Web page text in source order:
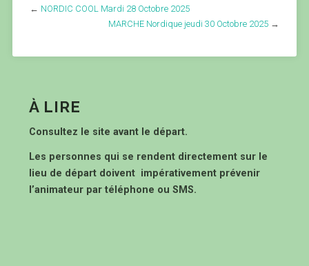
← NORDIC COOL Mardi 28 Octobre 2025
MARCHE Nordique jeudi 30 Octobre 2025 →
À LIRE
Consultez le site avant le départ.
Les personnes qui se rendent directement sur le
lieu de départ doivent impérativement prévenir
l’animateur par téléphone ou SMS.